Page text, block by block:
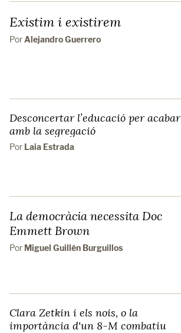
Existim i existirem
Por Alejandro Guerrero
Desconcertar l’educació per acabar
amb la segregació
Por Laia Estrada
La democràcia necessita Doc
Emmett Brown
Por Miguel Guillén Burguillos
Clara Zetkin i els nois, o la
importància d'un 8-M combatiu